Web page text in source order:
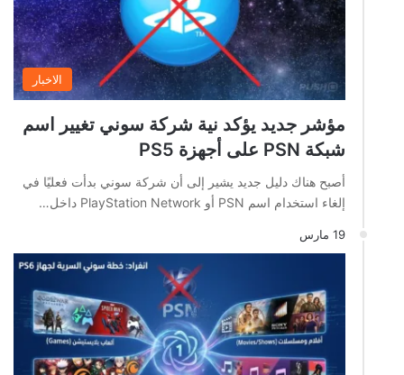
الاخبار
مؤشر جديد يؤكد نية شركة سوني تغيير اسم
شبكة PSN على أجهزة PS5
أصبح هناك دليل جديد يشير إلى أن شركة سوني بدأت فعليًا في
إلغاء استخدام اسم PSN أو PlayStation Network داخل…
19 مارس